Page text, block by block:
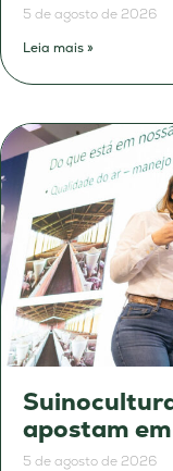
5 de agosto de 2026
Leia mais »
apostam
5 de agosto de 2026